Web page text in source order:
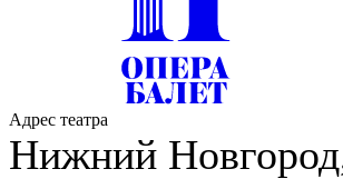
Адрес театра
Нижний